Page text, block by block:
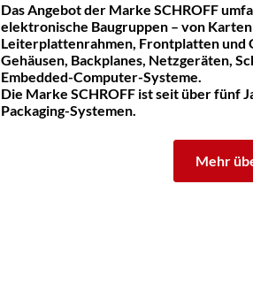
Das Angebot der Marke SCHROFF
elektronische Baugruppen – von
Leiterplattenrahmen, Frontplatten und
Gehäusen, Backplanes, Netzgeräten,
Embedded-Computer-Systeme.
Die Marke SCHROFF ist seit über
Packaging-Systemen.
Mehr